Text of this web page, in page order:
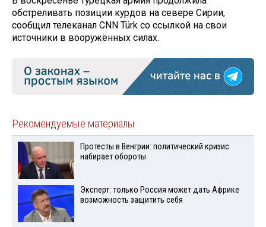
обстреливать позиции курдов на севере Сирии,
сообщил телеканал CNN Türk со ссылкой на свои
источники в вооружённых силах.
Рекомендуемые материалы
Протесты в Венгрии: политический кризис
набирает обороты
Эксперт: только Россия может дать Африке
возможность защитить себя